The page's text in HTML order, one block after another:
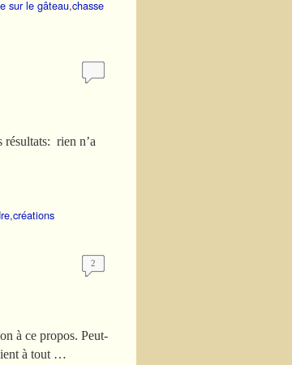
sur le gâteau,chasse
résultats: rien n’a
,créations
2
à ce propos. Peut-
à tout …